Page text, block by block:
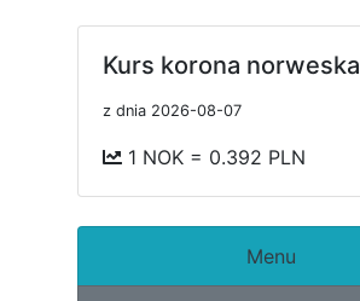
Kurs korona norweska
z dnia 2026-08-07
1 NOK = 0.392 PLN
Menu